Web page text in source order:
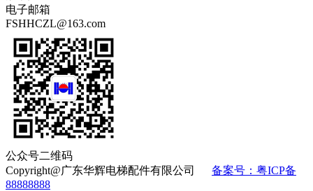
电子邮箱
FSHHCZL@163.com
公众号二维码
Copyright@广东华辉电梯配件有限公司 备案号：粤ICP备
88888888